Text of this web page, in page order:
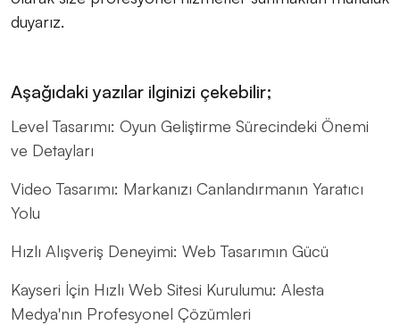
duyarız.
Aşağıdaki yazılar ilginizi çekebilir;
Level Tasarımı: Oyun Geliştirme Sürecindeki Önemi
ve Detayları
Video Tasarımı: Markanızı Canlandırmanın Yaratıcı
Yolu
Hızlı Alışveriş Deneyimi: Web Tasarımın Gücü
Kayseri İçin Hızlı Web Sitesi Kurulumu: Alesta
Medya'nın Profesyonel Çözümleri